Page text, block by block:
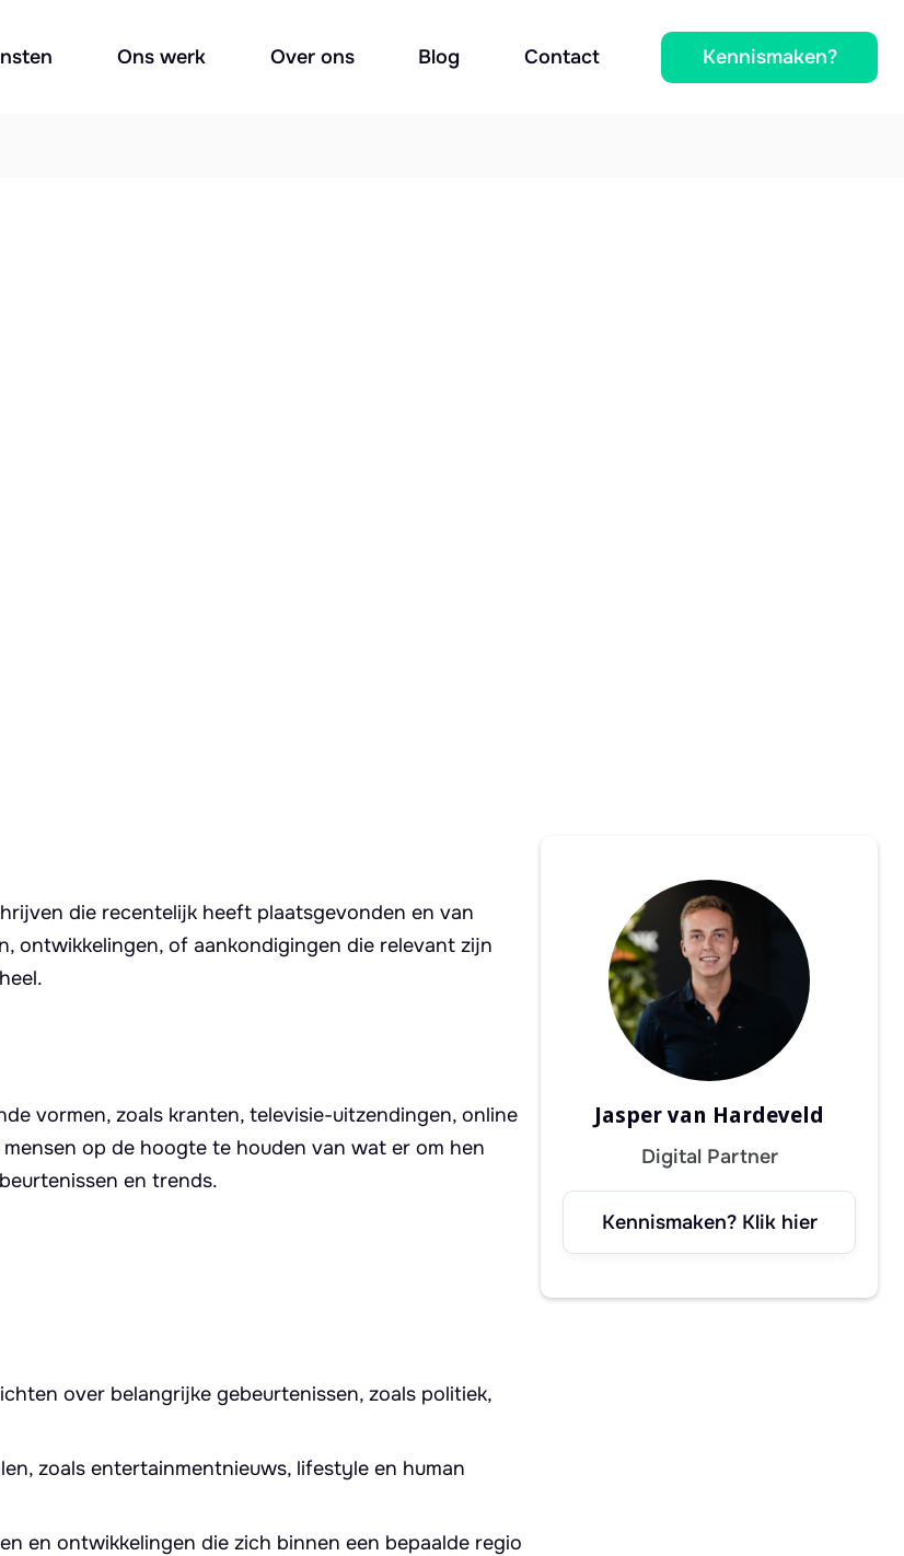
Ons werk Over ons Blog Contact Kennismaken?
die recentelijk heeft plaatsgevonden en van
ontwikkelingen, of aankondigingen die relevant zijn
vormen, zoals kranten, televisie-uitzendingen, online
op de hoogte te houden van wat er om hen
en trends.
over belangrijke gebeurtenissen, zoals politiek,
zoals entertainmentnieuws, lifestyle en human
en ontwikkelingen die zich binnen een bepaalde regio
Jasper van Hardeveld
Digital Partner
Kennismaken? Klik hier